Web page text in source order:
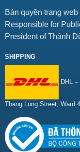
Bản quyền trang
Responsible for
President of Thành
SHIPPING
DHL
Thang Long Street, Ward